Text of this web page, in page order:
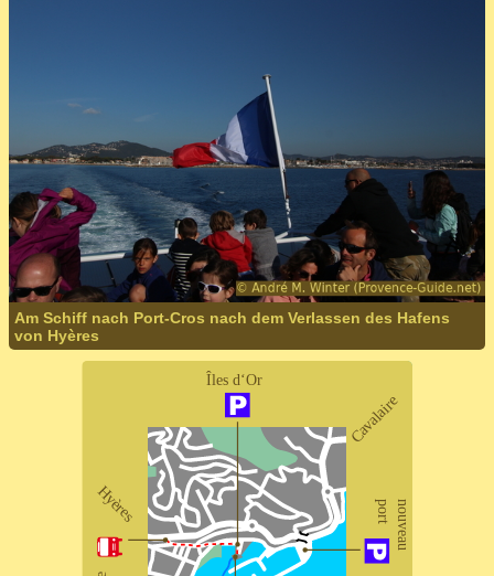
Am Schiff nach Port-Cros nach dem Verlassen des Hafens
von Hyères